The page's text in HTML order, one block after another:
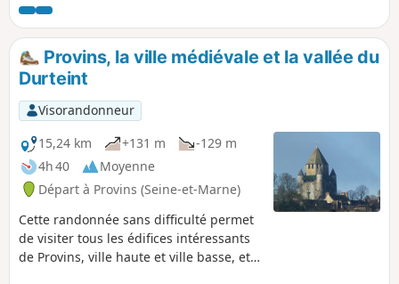
l'étape est courte, il est proposé au début, pour l'égayer,
une petite boucle dans la vieille ville de Provins afin d'en
découvrir son riche patrimoine.
Provins, la ville médiévale et la vallée du
Durteint
Visorandonneur
15,24 km
+131 m
-129 m
4h 40
Moyenne
Départ à Provins (Seine-et-Marne)
Cette randonnée sans difficulté permet
de visiter tous les édifices intéressants
de Provins, ville haute et ville basse, et a